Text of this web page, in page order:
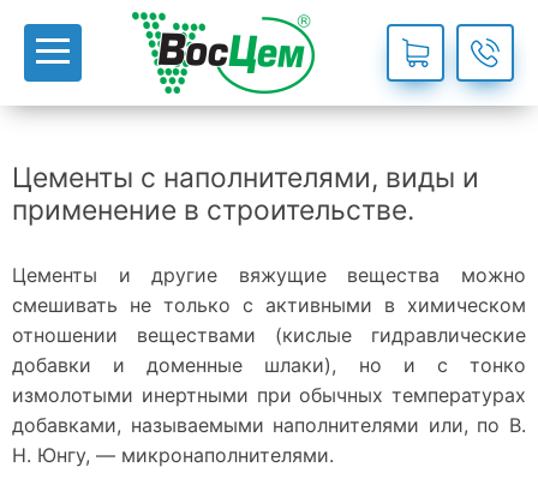
Цементы с наполнителями, виды и
применение в строительстве.
Цементы и другие вяжущие вещества можно
смешивать не только с активными в химическом
отношении веществами (кислые гидравлические
добавки и доменные шлаки), но и с тонко
измолотыми инертными при обычных температурах
добавками, называемыми наполнителями или, по В.
Н. Юнгу, — микронаполнителями.